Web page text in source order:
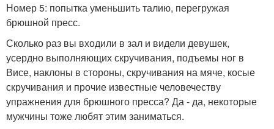
Номер 5: попытка уменьшить талию, перегружая
брюшной пресс.
Сколько раз вы входили в зал и видели девушек,
усердно выполняющих скручивания, подъемы ног в
Висе, наклоны в стороны, скручивания на мяче, косые
скручивания и прочие известные человечеству
упражнения для брюшного пресса? Да - да, некоторые
мужчины тоже любят этим заниматься.